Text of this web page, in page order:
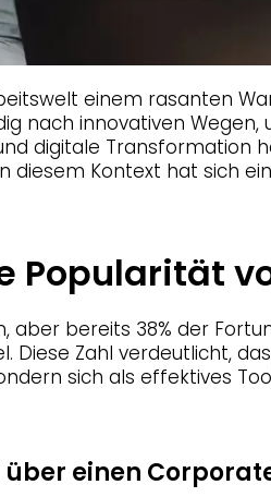
einem rasanten
nach innovativen
digitale Transformation
diesem Kontext hat sich
Popularität
aber bereits 38% der
Diese Zahl verdeutlicht,
sich als effektives
einen